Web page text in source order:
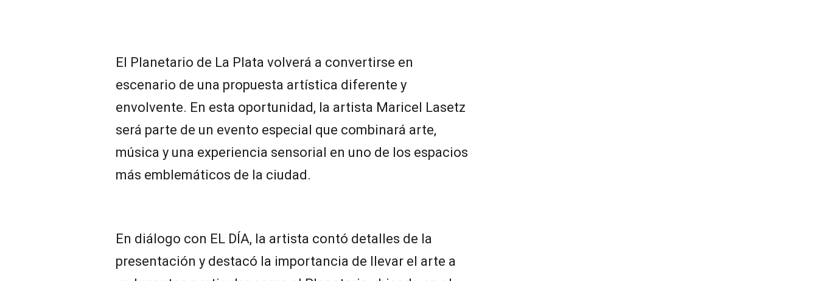
El Planetario de La Plata volverá a convertirse en
escenario de una propuesta artística diferente y
envolvente. En esta oportunidad, la artista Maricel Lasetz
será parte de un evento especial que combinará arte,
música y una experiencia sensorial en uno de los espacios
más emblemáticos de la ciudad.
En diálogo con EL DÍA, la artista contó detalles de la
presentación y destacó la importancia de llevar el arte a